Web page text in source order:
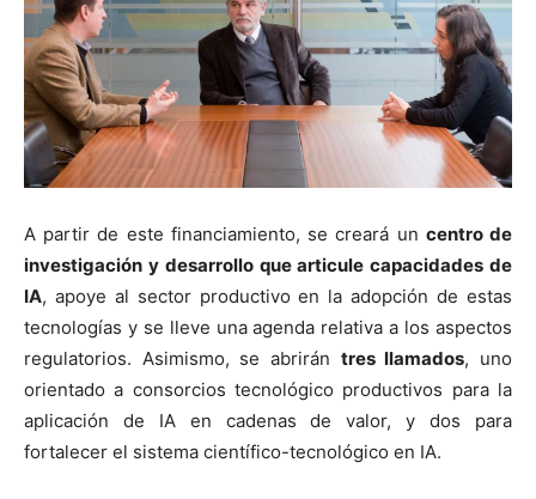
A partir de este financiamiento, se creará un centro de
investigación y desarrollo que articule capacidades de
IA, apoye al sector productivo en la adopción de estas
tecnologías y se lleve una agenda relativa a los aspectos
regulatorios. Asimismo, se abrirán tres llamados, uno
orientado a consorcios tecnológico productivos para la
aplicación de IA en cadenas de valor, y dos para
fortalecer el sistema científico-tecnológico en IA.